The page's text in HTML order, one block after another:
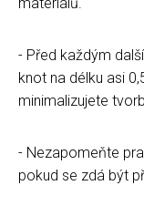
- Před každým
knot na délku asi
minimalizujete
- Nezapomeňte
pokud se zdá být